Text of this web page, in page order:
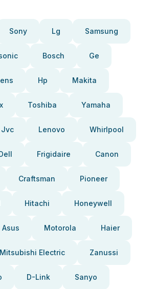
Sony Lg Samsung
Bosch Ge
Hp Makita
Toshiba Yamaha
Jvc Lenovo Whirlpool
Frigidaire Canon
Craftsman Pioneer
Hitachi Honeywell
Asus Motorola Haier
Mitsubishi Electric Zanussi
D-Link Sanyo